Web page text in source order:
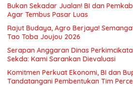
Bukan Sekadar Jualan! BI dan
Agar Tembus Pasar Luas
Rajut Budaya, Agro Berjaya!
Tao Toba Joujou 2026
Serapan Anggaran Dinas
Sekda: Kami Sarankan Dievaluasi
Komitmen Perkuat Ekonomi, BI dan
Tandatangani Pembentukan Tim